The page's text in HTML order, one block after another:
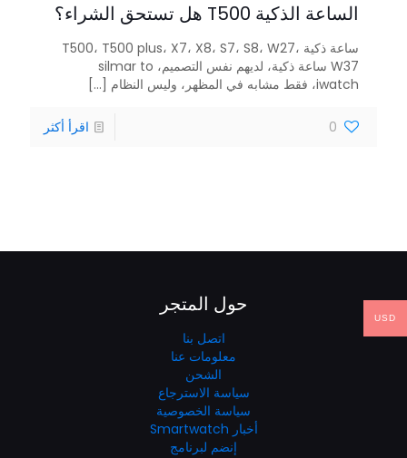
الساعة الذكية T500 هل تستحق الشراء؟
ساعة ذكية T500، T500 plus، X7، X8، S7، S8، W27،
W37 ساعة ذكية، لديهم نفس التصميم، silmar to
iwatch، فقط مشابه في المظهر، وليس النظام
[...]
0 اقرأ أكثر
حول المتجر
اتصل بنا
معلومات عنا
الشحن
سياسة الاسترجاع
سياسة الخصوصية
أخبار Smartwatch
إنضم لبرنامج
USD